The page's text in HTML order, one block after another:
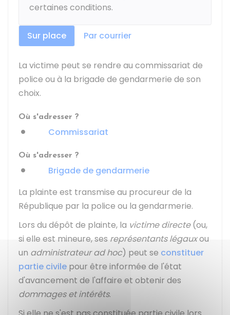
certaines conditions.
Sur place Par courrier
La victime peut se rendre au commissariat de
police ou à la brigade de gendarmerie de son
choix.
Où s'adresser ?
Commissariat
Où s'adresser ?
Brigade de gendarmerie
La plainte est transmise au procureur de la
République par la police ou la gendarmerie.
Lors du dépôt de plainte, la victime directe(ou,
si elle est mineure, ses représentants légauxou
un administrateur ad hoc) peut se constituer
partie civile pour être informée de l'état
d'avancement de l'affaire et obtenir des
dommages et intérêts.